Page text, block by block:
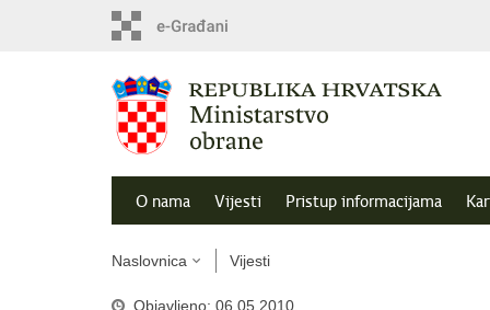
O nama Vijesti Pristup informacijama
Naslovnica Vijesti
Objavljeno: 06.05.2010.